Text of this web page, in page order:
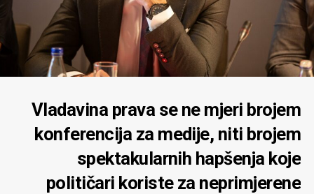
Vladavina prava se ne mjeri brojem
konferencija za medije, niti brojem
spektakularnih hapšenja koje
političari koriste za neprimjerene